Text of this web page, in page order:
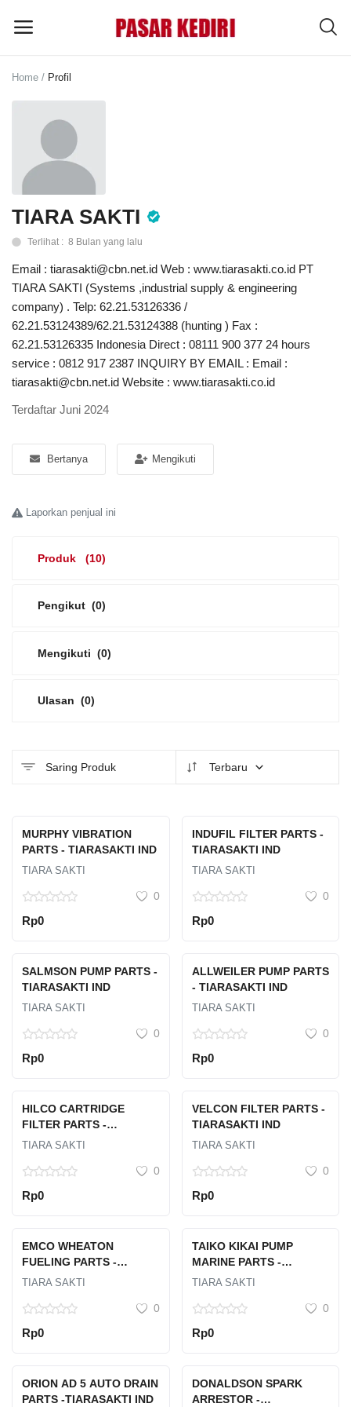
MENU UTAMA
Kategori
Home
Blog
Tentang Kami
Platform Iklan Gratis
Login
Home Profil
TIARA SAKTI
Terlihat : 8 Bulan yang lalu
Email : tiarasakti@cbn.net.id Web : www.tiarasakti.co.id PT
TIARA SAKTI (Systems ,industrial supply & engineering
company) . Telp: 62.21.53126336 /
62.21.53124389/62.21.53124388 (hunting ) Fax :
62.21.53126335 Indonesia Direct : 08111 900 377 24 hours
service : 0812 917 2387 INQUIRY BY EMAIL : Email :
tiarasakti@cbn.net.id Website : www.tiarasakti.co.id
Terdaftar Juni 2024
Bertanya Mengikuti
Laporkan penjual ini
Produk (10)
Pengikut (0)
Mengikuti (0)
Ulasan (0)
Saring Produk Terbaru
MURPHY VIBRATION
PARTS - TIARASAKTI IND
TIARA SAKTI
0
Rp0
INDUFIL FILTER PARTS -
TIARASAKTI IND
TIARA SAKTI
0
Rp0
SALMSON PUMP PARTS -
TIARASAKTI IND
TIARA SAKTI
0
Rp0
ALLWEILER PUMP PARTS
- TIARASAKTI IND
TIARA SAKTI
0
Rp0
HILCO CARTRIDGE
FILTER PARTS -
TIARASAKTI IND
TIARA SAKTI
0
Rp0
VELCON FILTER PARTS -
TIARASAKTI IND
TIARA SAKTI
0
Rp0
EMCO WHEATON
FUELING PARTS -
TIARASAKTI IND
TIARA SAKTI
0
Rp0
TAIKO KIKAI PUMP
MARINE PARTS -
TIARASAKTI IND
TIARA SAKTI
0
Rp0
ORION AD 5 AUTO DRAIN
PARTS -TIARASAKTI IND
DONALDSON SPARK
ARRESTOR -